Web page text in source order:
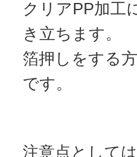
クリアPP加工
き立ちます。
箔押しをする
です。
注意点として